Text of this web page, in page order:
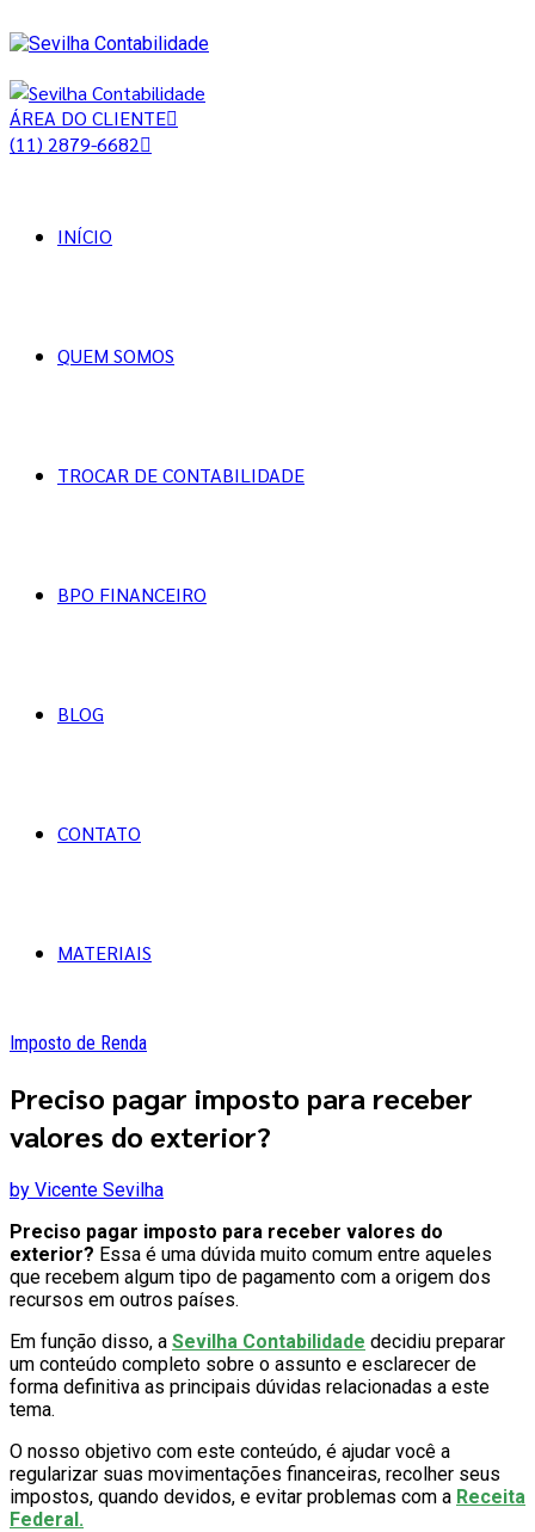
ÁREA DO CLIENTE
(11) 2879-6682
INÍCIO
QUEM SOMOS
TROCAR DE CONTABILIDADE
BPO FINANCEIRO
BLOG
CONTATO
MATERIAIS
Imposto de Renda
Preciso pagar imposto para receber
valores do exterior?
by Vicente Sevilha
Preciso pagar imposto para receber valores do
exterior? Essa é uma dúvida muito comum entre aqueles
que recebem algum tipo de pagamento com a origem dos
recursos em outros países.
Em função disso, a Sevilha Contabilidade decidiu preparar
um conteúdo completo sobre o assunto e esclarecer de
forma definitiva as principais dúvidas relacionadas a este
tema.
O nosso objetivo com este conteúdo, é ajudar você a
regularizar suas movimentações financeiras, recolher seus
impostos, quando devidos, e evitar problemas com a Receita
Federal.